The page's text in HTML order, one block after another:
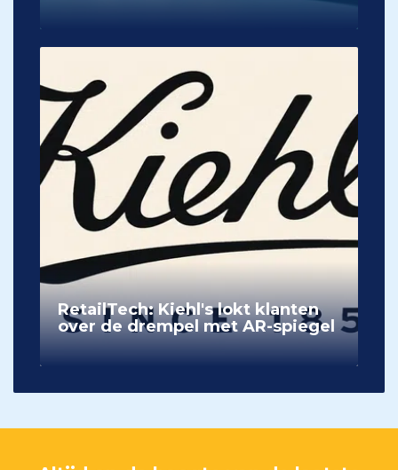
RetailTech: Kiehl's lokt klanten
over de drempel met AR-spiegel